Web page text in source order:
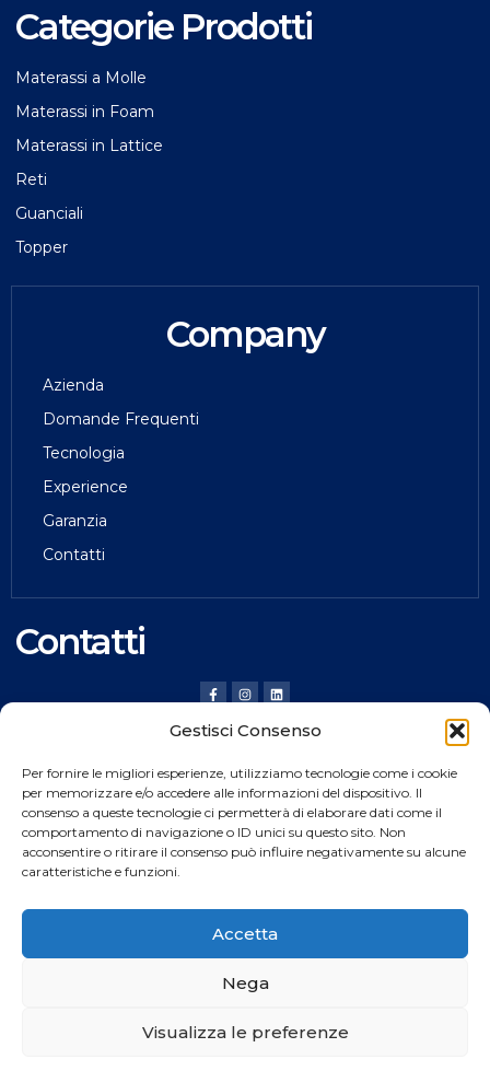
Gestisci Consenso
Per fornire le migliori esperienze, utilizziamo tecnologie come i cookie
per memorizzare e/o accedere alle informazioni del dispositivo. Il
consenso a queste tecnologie ci permetterà di elaborare dati come il
comportamento di navigazione o ID unici su questo sito. Non
acconsentire o ritirare il consenso può influire negativamente su alcune
caratteristiche e funzioni.
Accetta
Nega
Visualizza le preferenze
Categorie Prodotti
Materassi a Molle
Materassi in Foam
Materassi in Lattice
Reti
Guanciali
Topper
Company
Azienda
Domande Frequenti
Tecnologia
Experience
Garanzia
Contatti
Contatti
HILDING ANDERS ITALY SRL
Via Verona, 20 36020 Pove del Grappa (VI) Italy
Tel.+39 0424 8008
Fax +39 0424 800926
Catalogo Prodotti